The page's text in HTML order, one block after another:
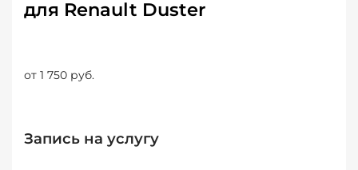
для Renault Duster
от 1 750 руб.
Запись на услугу